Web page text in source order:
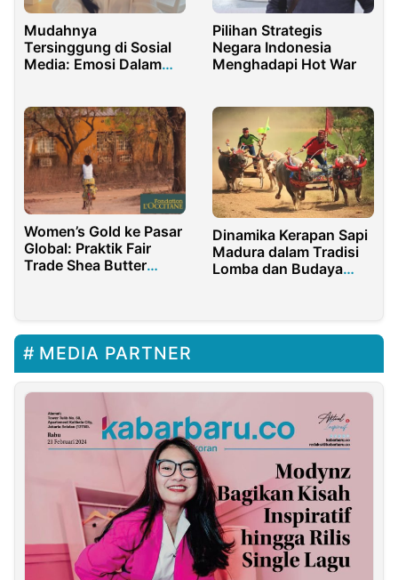
Mudahnya
Tersinggung di Sosial
Media: Emosi Dalam
Pilihan Strategis
Negara Indonesia
Menghadapi Hot War
Women’s Gold ke Pasar
Global: Praktik Fair
Trade Shea Butter
Dinamika Kerapan Sapi
Madura dalam Tradisi
Lomba dan Budaya
MEDIA PARTNER